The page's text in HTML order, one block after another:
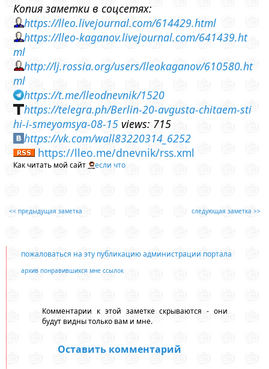
Копия заметки в соцсетях:
https://lleo.livejournal.com/614429.html
https://lleo-kaganov.livejournal.com/641439.ht
ml
http://lj.rossia.org/users/lleokaganov/610580.ht
ml
https://t.me/lleodnevnik/1520
https://telegra.ph/Berlin-20-avgusta-chitaem-sti
hi-i-smeyomsya-08-15 views: 715
https://vk.com/wall83220314_6252
https://lleo.me/dnevnik/rss.xml
Как читать мой сайт если что
<< предыдущая заметка следующая заметка >>
пожаловаться на эту публикацию администрации портала
архив понравившихся мне ссылок
Комментарии к этой заметке скрываются - они
будут видны только вам и мне.
Оставить комментарий